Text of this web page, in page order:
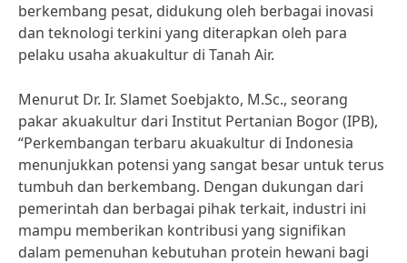
berkembang pesat, didukung oleh berbagai inovasi
dan teknologi terkini yang diterapkan oleh para
pelaku usaha akuakultur di Tanah Air.
Menurut Dr. Ir. Slamet Soebjakto, M.Sc., seorang
pakar akuakultur dari Institut Pertanian Bogor (IPB),
“Perkembangan terbaru akuakultur di Indonesia
menunjukkan potensi yang sangat besar untuk terus
tumbuh dan berkembang. Dengan dukungan dari
pemerintah dan berbagai pihak terkait, industri ini
mampu memberikan kontribusi yang signifikan
dalam pemenuhan kebutuhan protein hewani bagi